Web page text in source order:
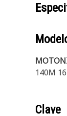
140M
Clave